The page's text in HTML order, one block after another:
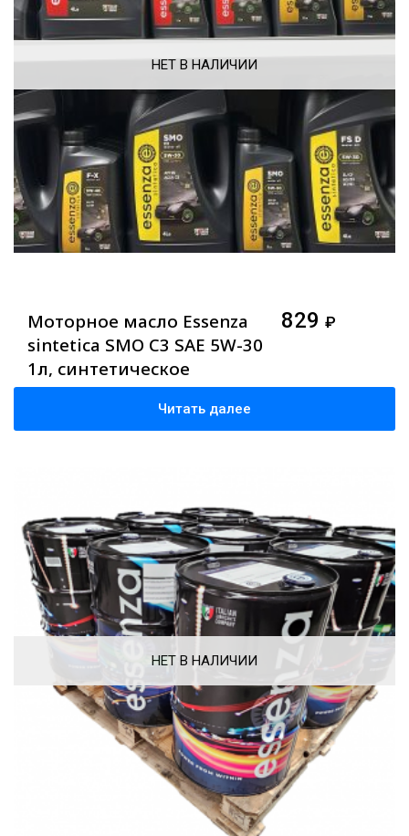
НЕТ В НАЛИЧИИ
Моторное масло Essenza
sintetica SMO C3 SAE 5W-30
1л, синтетическое
829 ₽
Читать далее
НЕТ В НАЛИЧИИ